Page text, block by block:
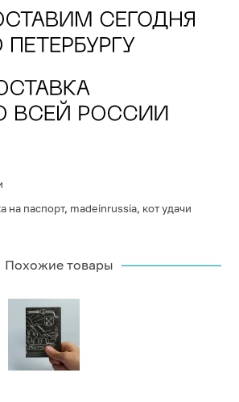
на паспорт, madeinrussia, кот удачи
Похожие товары